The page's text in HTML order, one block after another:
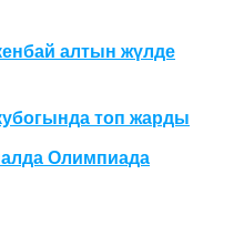
алтын жүлде
топ жарды
Олимпиада